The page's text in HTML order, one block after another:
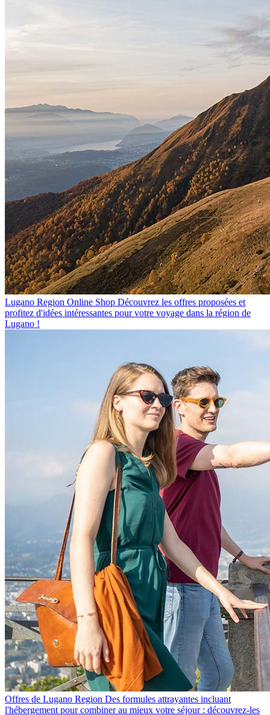
Lugano Region Online Shop Découvrez les offres proposées et
profitez d'idées intéressantes pour votre voyage dans la région de
Lugano !
Offres de Lugano Region Des formules attrayantes incluant
l'hébergement pour combiner au mieux votre séjour : découvrez-les